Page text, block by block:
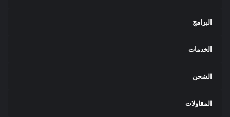
البرامج
الخدمات
الشحن
المقاولات